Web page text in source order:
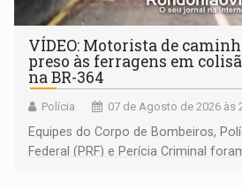
VÍDEO: Motorista de
preso às ferragens em
na BR-364
Polícia 07 de Agosto de 2026 às
Equipes do Corpo de Bombeiros,
Federal (PRF) e Perícia Criminal